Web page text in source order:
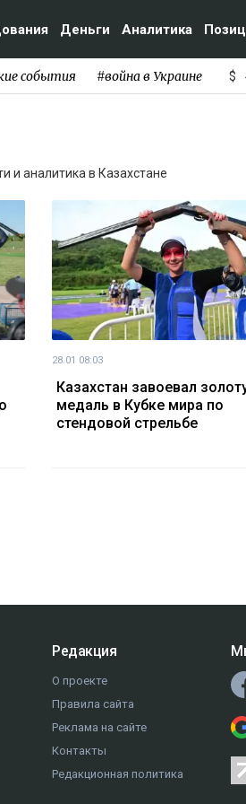
Деньги Аналитика
события #война в Украине $
и аналитика в Казахстане
28.01 08:03
Казахстан завоевал
медаль в Кубке мира по
стендовой стрельбе
Редакция
О проекте
Правила сайта
Реклама на сайте
Контакты
Редакционная политика